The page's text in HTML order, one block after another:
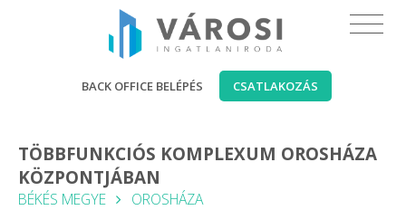
BACK OFFICE BELÉPÉS CSATLAKOZÁS
TÖBBFUNKCIÓS KOMPLEXUM OROSHÁZA
KÖZPONTJÁBAN
BÉKÉS MEGYE OROSHÁZA